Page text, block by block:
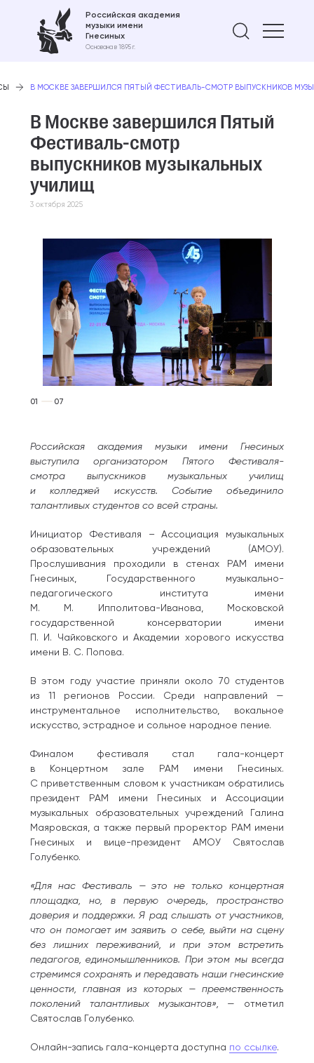
Российская академия
музыки имени
Гнесиных
Основана в 1895 г.
Найти
В МОСКВЕ ЗАВЕРШИЛСЯ ПЯТЫЙ ФЕСТИВАЛЬ-СМОТР ВЫПУСКНИКОВ
В Москве завершился Пятый
Фестиваль-смотр
выпускников музыкальных
училищ
3 октября 2025
01 07
Российская академия музыки имени Гнесиных
выступила организатором Пятого Фестиваля-
смотра выпускников музыкальных училищ
и колледжей искусств. Событие объединило
талантливых студентов со всей страны.
Инициатор Фестиваля – Ассоциация музыкальных
образовательных учреждений (АМОУ).
Прослушивания проходили в стенах РАМ имени
Гнесиных, Государственного музыкально-
педагогического института имени
М. М. Ипполитова-Иванова, Московской
государственной консерватории имени
П. И. Чайковского и Академии хорового искусства
имени В. С. Попова.
В этом году участие приняли около 70 студентов
из 11 регионов России. Среди направлений —
инструментальное исполнительство, вокальное
искусство, эстрадное и сольное народное пение.
Финалом фестиваля стал гала-концерт
в Концертном зале РАМ имени Гнесиных.
С приветственным словом к участникам обратились
президент РАМ имени Гнесиных и Ассоциации
музыкальных образовательных учреждений Галина
Маяровская, а также первый проректор РАМ имени
Гнесиных и вице-президент АМОУ Святослав
Голубенко.
«Для нас Фестиваль — это не только концертная
площадка, но, в первую очередь, пространство
доверия и поддержки. Я рад слышать от участников,
что он помогает им заявить о себе, выйти на сцену
без лишних переживаний, и при этом встретить
педагогов, единомышленников. При этом мы всегда
стремимся сохранять и передавать наши гнесинские
ценности, главная из которых — преемственность
поколений талантливых музыкантов», — отметил
Святослав Голубенко.
Онлайн-запись гала-концерта доступна по ссылке.